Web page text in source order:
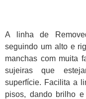
A linha de
seguindo um alto e
manchas com muita
sujeiras que
superfície. Facilita a
pisos, dando brilho